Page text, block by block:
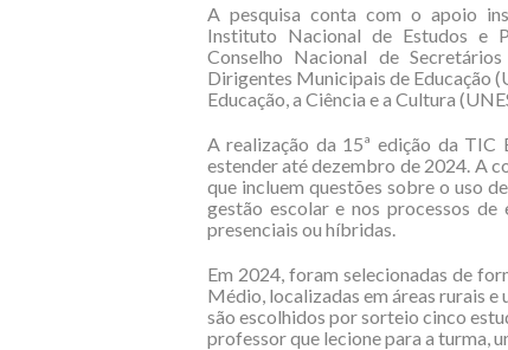
A pesquisa conta com o apoio
Instituto Nacional de Estudos e
Conselho Nacional de
Dirigentes Municipais de Educação
Educação, a Ciência e a Cultura
A realização da 15ª edição da TIC
estender até dezembro de 2024. A
que incluem questões sobre o uso
gestão escolar e nos processos de
presenciais ou híbridas.
Em 2024, foram selecionadas de
Médio, localizadas em áreas rurais e
são escolhidos por sorteio cinco
professor que lecione para a turma,